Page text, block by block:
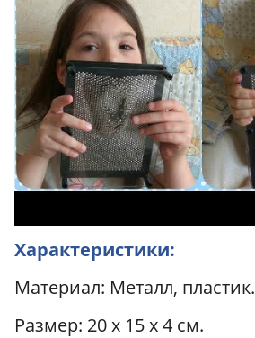
Характеристики:
Материал: Металл, пластик.
Размер: 20 х 15 х 4 см.